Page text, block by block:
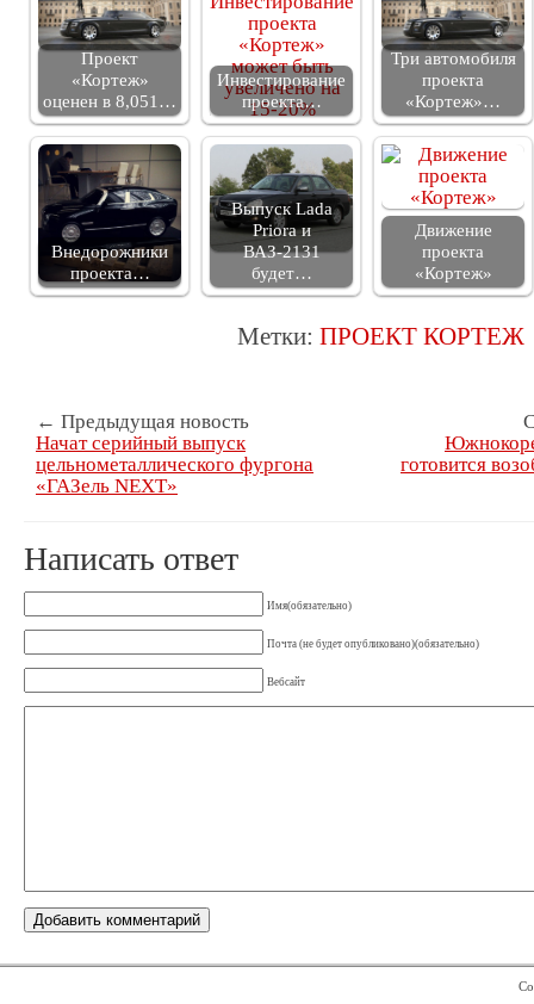
Проект
«Кортеж»
оценен в 8,051…
Инвестирование
проекта…
Три автомобиля
проекта
«Кортеж»…
Внедорожники
проекта…
Выпуск Lada
Priora и
ВАЗ-2131
будет…
Движение
проекта
«Кортеж»
Метки: ПРОЕКТ КОРТЕЖ
← Предыдущая новость
Начат серийный выпуск
цельнометаллического фургона
«ГАЗель NEXT»
готовится
Написать ответ
Имя(обязательно)
Почта (не будет опубликовано)(обязательно)
Вебсайт